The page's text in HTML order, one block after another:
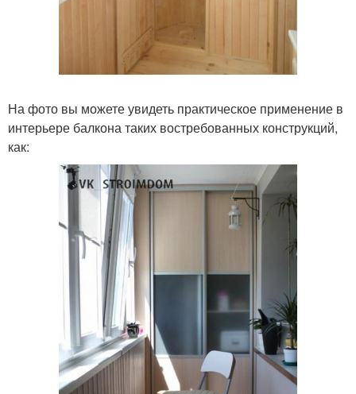
На фото вы можете увидеть практическое применение в
интерьере балкона таких востребованных конструкций,
как: